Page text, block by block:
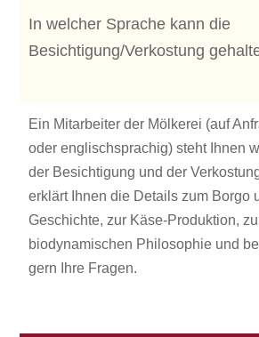
In welcher Sprache kann die
Besichtigung/Verkostung
Ein Mitarbeiter der Mölkerei (auf
oder englischsprachig) steht Ihnen
der Besichtigung und der
erklärt Ihnen die Details zum Borgo
Geschichte, zur Käse-Produktion,
biodynamischen Philosophie und
gern Ihre Fragen.